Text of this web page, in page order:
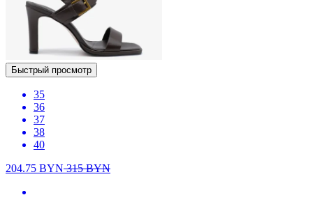
Быстрый просмотр
35
36
37
38
40
204.75 BYN315BYN